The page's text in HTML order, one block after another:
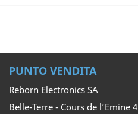
PUNTO VENDITA
Reborn Electronics SA
Belle-Terre - Cours de l’Emine 4